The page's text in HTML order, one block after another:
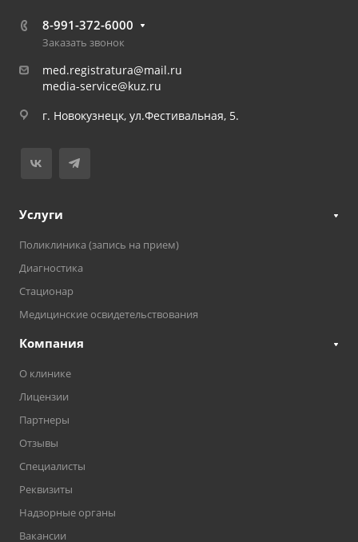
8-991-372-6000
Заказать звонок
med.registratura@mail.ru
media-service@kuz.ru
г. Новокузнецк, ул.Фестивальная, 5.
Услуги
Поликлиника (запись на прием)
Диагностика
Стационар
Медицинские освидетельствования
Компания
О клинике
Лицензии
Партнеры
Отзывы
Специалисты
Реквизиты
Надзорные органы
Вакансии